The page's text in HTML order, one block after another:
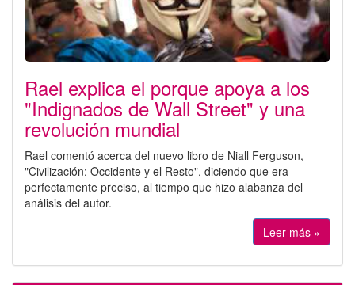
Rael explica el porque apoya a los
"Indignados de Wall Street" y una
revolución mundial
Rael comentó acerca del nuevo libro de Niall Ferguson,
"Civilización: Occidente y el Resto", diciendo que era
perfectamente preciso, al tiempo que hizo alabanza del
análisis del autor.
Leer más »